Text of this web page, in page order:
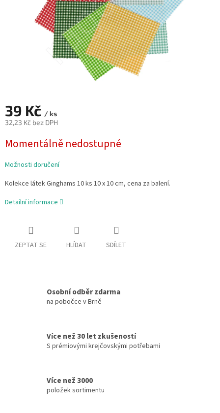
39 Kč / ks
32,23 Kč bez DPH
cena:
Momentálně nedostupné
Možnosti doručení
Kolekce látek Ginghams 10 ks 10 x 10 cm, cena za balení.
Detailní informace
ZEPTAT SE HLÍDAT SDÍLET
Osobní odběr zdarma
na pobočce v Brně
Více než 30 let zkušeností
S prémiovými krejčovskými potřebami
Více než 3000
položek sortimentu